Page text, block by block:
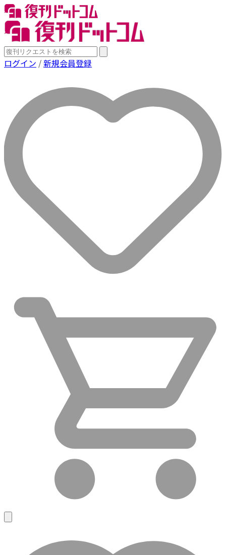
ログイン /新規会員登録